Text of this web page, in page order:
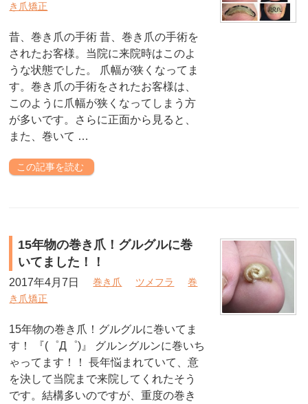
き爪矯正
昔、巻き爪の手術 昔、巻き爪の手術を
されたお客様。当院に来院時はこのよ
うな状態でした。 爪幅が狭くなってま
す。巻き爪の手術をされたお客様は、
このように爪幅が狭くなってしまう方
が多いです。さらに正面から見ると、
また、巻いて …
この記事を読む
15年物の巻き爪！グルグルに巻
いてました！！
2017年4月7日 巻き爪 ツメフラ
巻
き爪矯正
15年物の巻き爪！グルグルに巻いてま
す！ 『(゜Д゜)』 グルングルンに巻いち
ゃってます！！ 長年悩まれていて、意
を決して当院まで来院してくれたそう
です。結構多いのですが、重度の巻き